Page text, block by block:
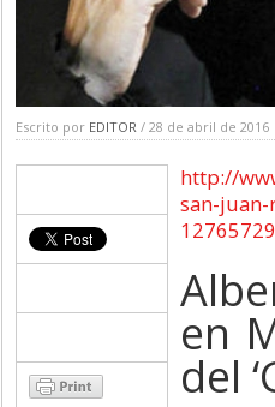
Escrito por EDITOR / 28 de abril de 2016
http://
san-
en
del